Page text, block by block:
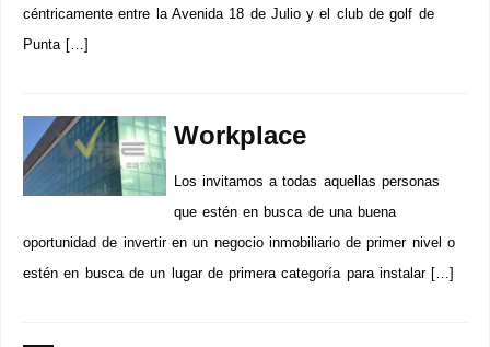
céntricamente entre la Avenida 18 de Julio y el club de golf de
Punta […]
Workplace
Los invitamos a todas aquellas personas
que estén en busca de una buena
oportunidad de invertir en un negocio inmobiliario de primer nivel o
estén en busca de un lugar de primera categoría para instalar […]